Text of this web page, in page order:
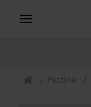
Festina